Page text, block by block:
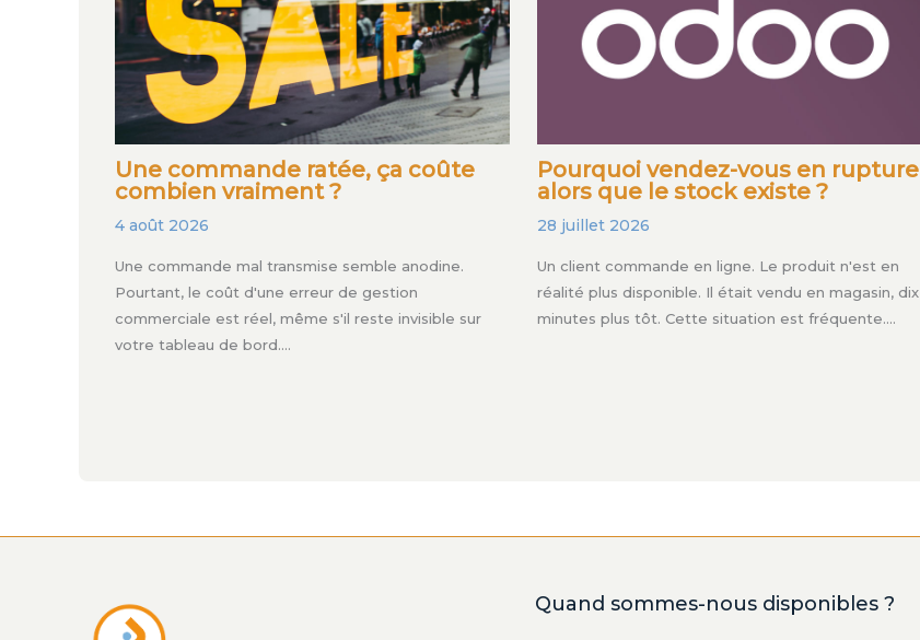
Une commande ratée, ça coûte
combien vraiment ?
4 août 2026
Une commande mal transmise semble anodine.
Pourtant, le coût d'une erreur de gestion
commerciale est réel, même s'il reste invisible sur
votre tableau de bord.…
Pourquoi vendez-vous en rupture
alors que le stock existe ?
28 juillet 2026
Un client commande en ligne. Le produit n'est en
réalité plus disponible. Il était vendu en magasin, dix
minutes plus tôt. Cette situation est fréquente.…
Quand sommes-nous disponibles ?